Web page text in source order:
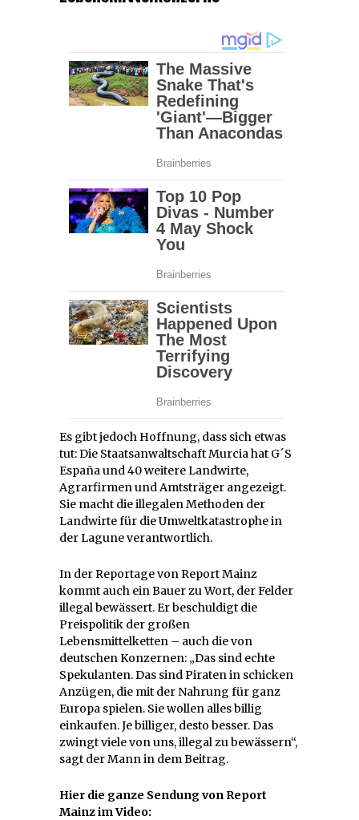
Es gibt jedoch Hoffnung, dass sich etwas
tut: Die Staatsanwaltschaft Murcia hat G´S
España und 40 weitere Landwirte,
Agrarfirmen und Amtsträger angezeigt.
Sie macht die illegalen Methoden der
Landwirte für die Umweltkatastrophe in
der Lagune verantwortlich.
In der Reportage von Report Mainz
kommt auch ein Bauer zu Wort, der Felder
illegal bewässert. Er beschuldigt die
Preispolitik der großen
Lebensmittelketten – auch die von
deutschen Konzernen: „Das sind echte
Spekulanten. Das sind Piraten in schicken
Anzügen, die mit der Nahrung für ganz
Europa spielen. Sie wollen alles billig
einkaufen. Je billiger, desto besser. Das
zwingt viele von uns, illegal zu bewässern“,
sagt der Mann in dem Beitrag.
Hier die ganze Sendung von Report
Mainz im Video: